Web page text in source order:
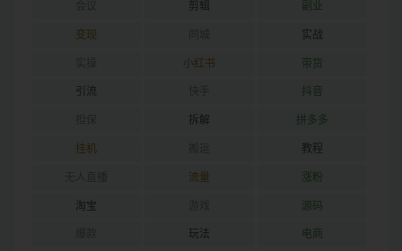
剪辑 副业
变现 实战
小红书 带货
引流 抖音
拆解 拼多多
挂机 教程
流量 涨粉
淘宝 源码
玩法 电商